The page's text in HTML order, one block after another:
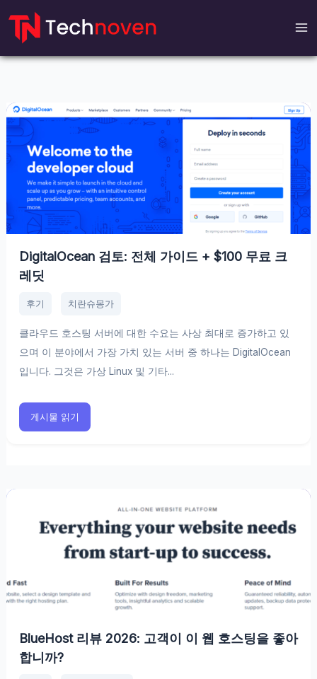
기
DigitalOcean 검토: 전체 가이드 + $100 무료 크
레딧
후기 치란슈몽가
클라우드 호스팅 서버에 대한 수요는 사상 최대로 증가하고 있
으며 이 분야에서 가장 가치 있는 서버 중 하나는 DigitalOcean
입니다. 그것은 가상 Linux 및 기타...
게시물 읽기
BlueHost 리뷰 2026: 고객이 이 웹 호스팅을 좋아
합니까?